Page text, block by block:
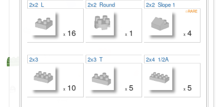
2x2 L
x 16
2x2 Round
x 1
2x2 Slope 1
x 4
☆RARE
2x3
x 10
2x3 T
x 5
2x4 1/2A
x 5